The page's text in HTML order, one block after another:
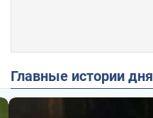
Главные истории дня